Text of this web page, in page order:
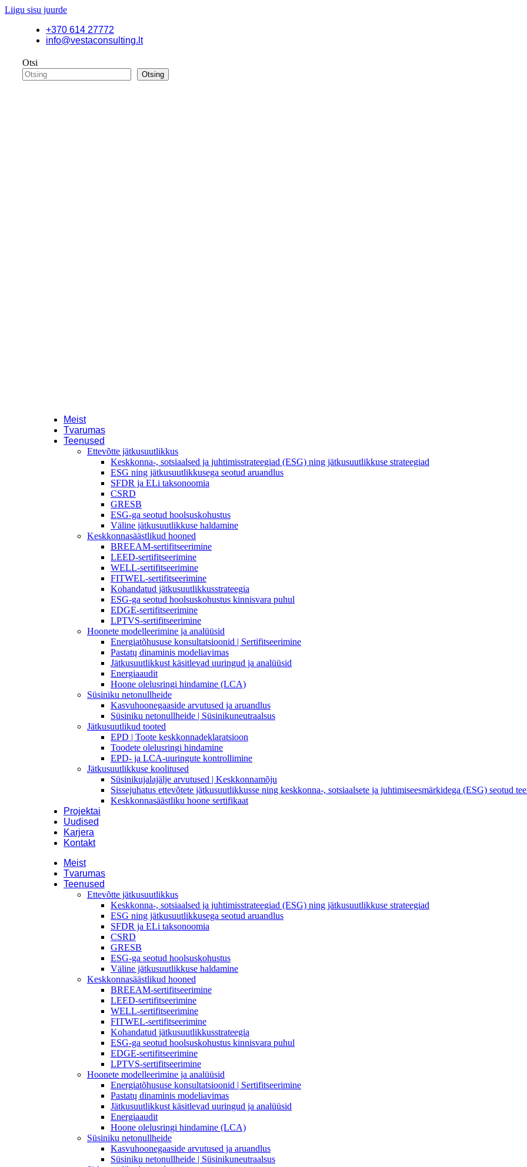
Liigu sisu juurde
+370 614 27772
info@vestaconsulting.lt
Otsi
Otsing
Meist
Tvarumas
Teenused
Ettevõtte jätkusuutlikkus
Keskkonna-, sotsiaalsed ja juhtimisstrateegiad (ESG) ning jätkusuutlikkuse strateegiad
ESG ning jätkusuutlikkusega seotud aruandlus
SFDR ja ELi taksonoomia
CSRD
GRESB
ESG-ga seotud hoolsuskohustus
Väline jätkusuutlikkuse haldamine
Keskkonnasäästlikud hooned
BREEAM-sertifitseerimine
LEED-sertifitseerimine
WELL-sertifitseerimine
FITWEL-sertifitseerimine
Kohandatud jätkusuutlikkusstrateegia
ESG-ga seotud hoolsuskohustus kinnisvara puhul
EDGE-sertifitseerimine
LPTVS-sertifitseerimine
Hoonete modelleerimine ja analüüsid
Energiatõhususe konsultatsioonid | Sertifitseerimine
Pastatų dinaminis modeliavimas
Jätkusuutlikkust käsitlevad uuringud ja analüüsid
Energiaaudit
Hoone olelusringi hindamine (LCA)
Süsiniku netonullheide
Kasvuhoonegaaside arvutused ja aruandlus
Süsiniku netonullheide | Süsinikuneutraalsus
Jätkusuutlikud tooted
EPD | Toote keskkonnadeklaratsioon
Toodete olelusringi hindamine
EPD- ja LCA-uuringute kontrollimine
Jätkusuutlikkuse koolitused
Süsinikujalajälje arvutused | Keskkonnamõju
Sissejuhatus ettevõtete jätkusuutlikkusse ning keskkonna-, sotsiaalsete ja juhtimiseesmärkidega (ESG) seotud
Keskkonnasäästliku hoone sertifikaat
Projektai
Uudised
Karjera
Kontakt
Meist
Tvarumas
Teenused
Ettevõtte jätkusuutlikkus
Keskkonna-, sotsiaalsed ja juhtimisstrateegiad (ESG) ning jätkusuutlikkuse strateegiad
ESG ning jätkusuutlikkusega seotud aruandlus
SFDR ja ELi taksonoomia
CSRD
GRESB
ESG-ga seotud hoolsuskohustus
Väline jätkusuutlikkuse haldamine
Keskkonnasäästlikud hooned
BREEAM-sertifitseerimine
LEED-sertifitseerimine
WELL-sertifitseerimine
FITWEL-sertifitseerimine
Kohandatud jätkusuutlikkusstrateegia
ESG-ga seotud hoolsuskohustus kinnisvara puhul
EDGE-sertifitseerimine
LPTVS-sertifitseerimine
Hoonete modelleerimine ja analüüsid
Energiatõhususe konsultatsioonid | Sertifitseerimine
Pastatų dinaminis modeliavimas
Jätkusuutlikkust käsitlevad uuringud ja analüüsid
Energiaaudit
Hoone olelusringi hindamine (LCA)
Süsiniku netonullheide
Kasvuhoonegaaside arvutused ja aruandlus
Süsiniku netonullheide | Süsinikuneutraalsus